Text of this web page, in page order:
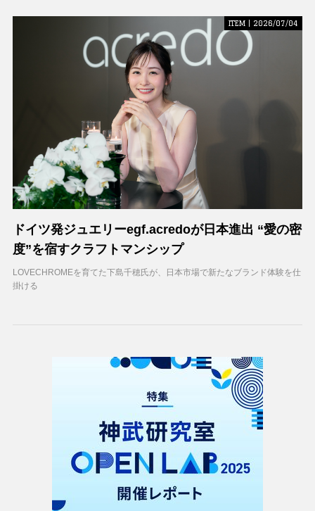
ITEM | 2026/07/04
ドイツ発ジュエリーegf.acredoが日本進出 “愛の密
度”を宿すクラフトマンシップ
LOVECHROMEを育てた下島千穂氏が、日本市場で新たなブランド体験を仕
掛ける